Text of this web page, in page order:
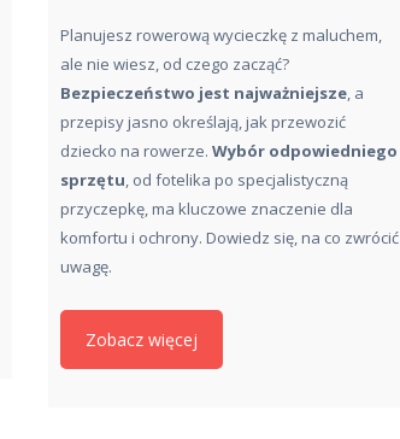
Planujesz rowerową wycieczkę z maluchem,
ale nie wiesz, od czego zacząć?
Bezpieczeństwo jest najważniejsze, a
przepisy jasno określają, jak przewozić
dziecko na rowerze.Wybór odpowiedniego
sprzętu, od fotelika po specjalistyczną
przyczepkę, ma kluczowe znaczenie dla
komfortu i ochrony. Dowiedz się, na co zwrócić
uwagę.
Zobacz więcej